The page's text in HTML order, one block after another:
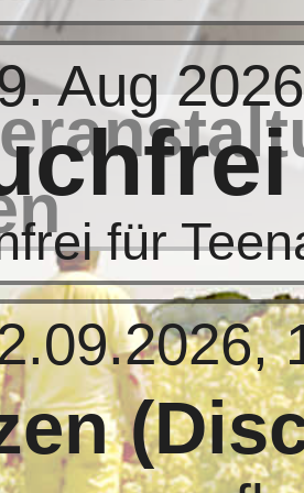
Aug
für